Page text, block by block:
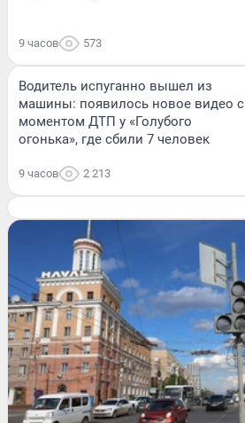
9 часов 573
Водитель испуганно вышел из
машины: появилось новое видео с
моментом ДТП у «Голубого
огонька», где сбили 7 человек
9 часов 2 213